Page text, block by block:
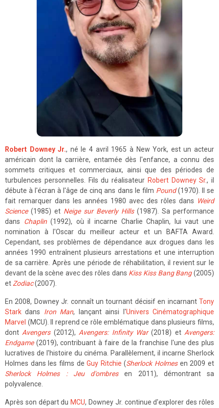
Robert Downey Jr., né le 4 avril 1965 à New York, est un acteur
américain dont la carrière, entamée dès l'enfance, a connu des
sommets critiques et commerciaux, ainsi que des périodes de
turbulences personnelles. Fils du réalisateur Robert Downey Sr., il
débute à l'écran à l'âge de cinq ans dans le film Pound(1970). Il se
fait remarquer dans les années 1980 avec des rôles dans Weird
Science(1985) et Neige sur Beverly Hills(1987). Sa performance
dans Chaplin(1992), où il incarne Charlie Chaplin, lui vaut une
nomination à l'Oscar du meilleur acteur et un BAFTA Award.
Cependant, ses problèmes de dépendance aux drogues dans les
années 1990 entraînent plusieurs arrestations et une interruption
de sa carrière. Après une période de réhabilitation, il revient sur le
devant de la scène avec des rôles dans Kiss Kiss Bang Bang(2005)
etZodiac(2007).
En 2008, Downey Jr. connaît un tournant décisif en incarnant Tony
Stark dans Iron Man, lançant ainsi l'Univers Cinématographique
Marvel (MCU). Il reprend ce rôle emblématique dans plusieurs films,
dontAvengers(2012),Avengers: Infinity War(2018) et Avengers:
Endgame(2019), contribuant à faire de la franchise l'une des plus
lucratives de l'histoire du cinéma. Parallèlement, il incarne Sherlock
Holmes dans les films deGuy Ritchie (Sherlock Holmesen 2009 et
Sherlock Holmes : Jeu d'ombresen 2011), démontrant sa
polyvalence.
Après son départ du MCU, Downey Jr. continue d'explorer des rôles